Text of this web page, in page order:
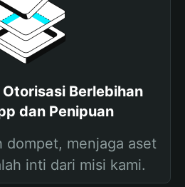
Berlebihan
dan Penipuan
dompet, menjaga aset
inti dari misi kami.